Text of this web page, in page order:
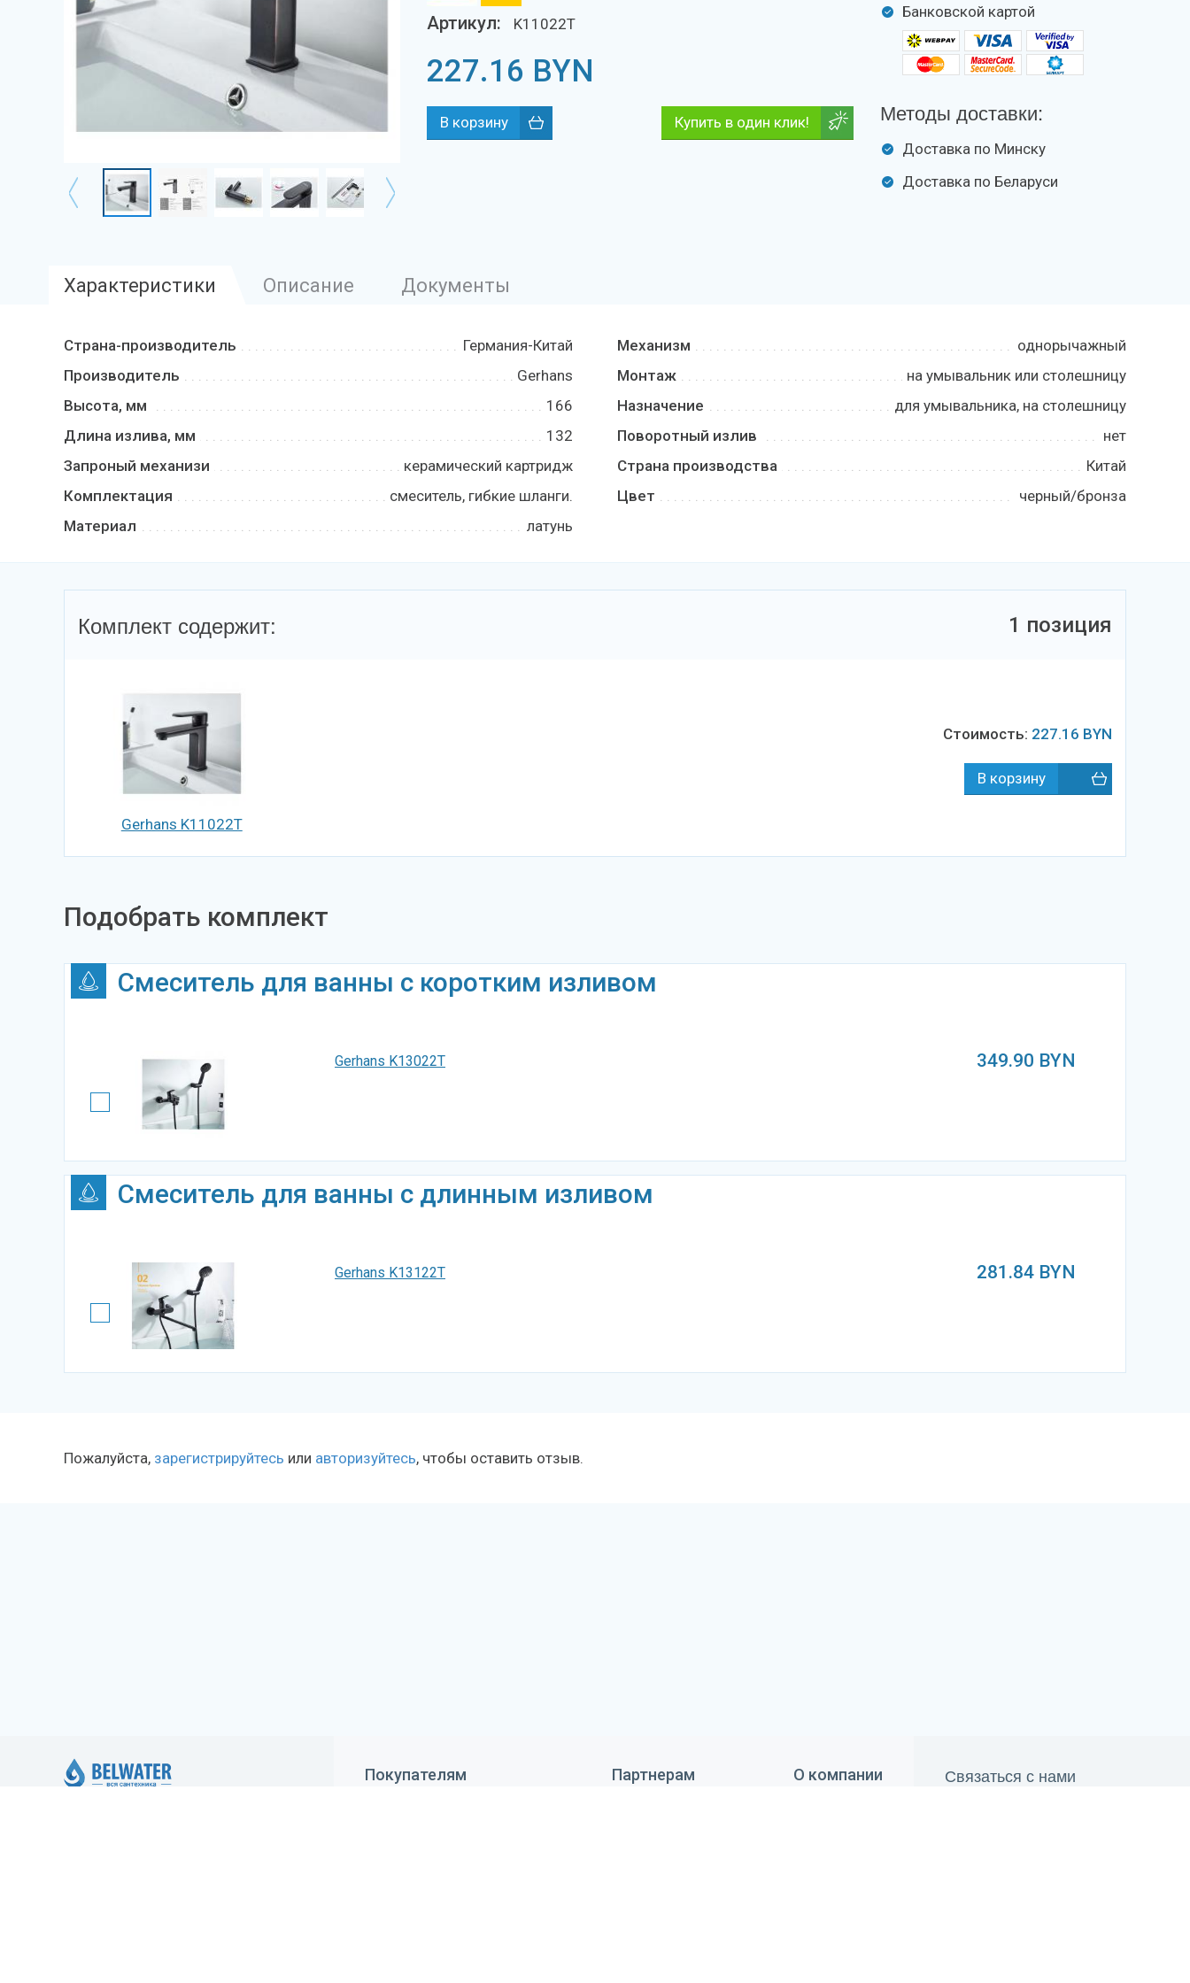
Артикул: K11022T
227.16 BYN
Купить в один клик!
Банковской картой
Методы доставки:
Доставка по Минску
Доставка по Беларуси
Характеристики Описание Документы
Страна-производитель
Германия-Китай
Производитель
Gerhans
Высота, мм
166
Длина излива, мм
132
Запроный механизи
керамический картридж
Комплектация
смеситель, гибкие шланги.
Материал
латунь
Механизм
однорычажный
Монтаж
на умывальник или столешницу
Назначение
для умывальника, на столешницу
Поворотный излив
нет
Страна производства
Китай
Цвет
черный/бронза
Комплект содержит: 1 позиция
Gerhans K11022T
Стоимость: 227.16 BYN
Подобрать комплект
Смеситель для ванны с коротким изливом
Gerhans K13022T 349.90 BYN
Смеситель для ванны с длинным изливом
Gerhans K13122T 281.84 BYN
Пожалуйста, зарегистрируйтесь или авторизуйтесь, чтобы оставить отзыв.
Покупателям Партнерам О компании Связаться с нами